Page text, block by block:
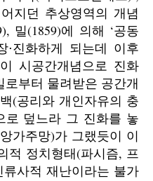
지던 추상영역의 개념
밀(1859)에 의해 ‘공동
⋅진화하게 되는데 이후
시공간개념으로 진화
부터 물려받은 공간개
(공리와 개인자유의 충
로 덮느라 그 진화를 놓
가주망)가 그랬듯이 이
적 정치형태(파시즘, 프
사적 재난이라는 불가